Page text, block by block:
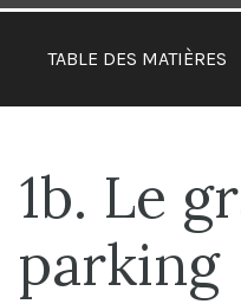
TABLE DES MATIÈRES
1b. Le
parking